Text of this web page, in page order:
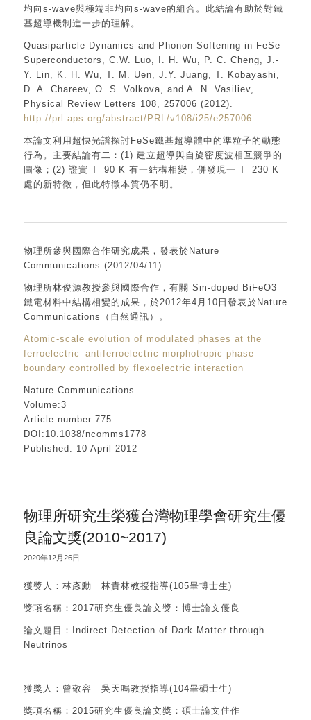
均向s-wave與極端非均向s-wave的組合。此結論有助於對鐵
基超導機制進一步的理解。
Quasiparticle Dynamics and Phonon Softening in FeSe
Superconductors, C.W. Luo, I. H. Wu, P. C. Cheng, J.-
Y. Lin, K. H. Wu, T. M. Uen, J.Y. Juang, T. Kobayashi,
D. A. Chareev, O. S. Volkova, and A. N. Vasiliev,
Physical Review Letters 108, 257006 (2012).
http://prl.aps.org/abstract/PRL/v108/i25/e257006
本論文利用超快光譜探討FeSe鐵基超導體中的準粒子的動態
行為。主要結論有二：(1) 建立超導與自旋密度波相互競爭的
圖像；(2) 證實 T=90 K 有一結構相變，併發現一 T=230 K
處的新特徵，但此特徵本質仍不明。
物理所參與國際合作研究成果，發表於Nature
Communications (2012/04/11)
物理所林俊源教授參與國際合作，有關 Sm-doped BiFeO3
鐵電材料中結構相變的成果，於2012年4月10日發表於Nature
Communications（自然通訊）。
Atomic-scale evolution of modulated phases at the
ferroelectric–antiferroelectric morphotropic phase
boundary controlled by flexoelectric interaction
Nature Communications
Volume:3
Article number:775
DOI:10.1038/ncomms1778
Published: 10 April 2012
物理所研究生榮獲台灣物理學會研究生優
良論文獎(2010~2017)
2020年12月26日
獲獎人：林彥勳 林貴林教授指導(105畢博士生)
獎項名稱：2017研究生優良論文獎：博士論文優良
論文題目：Indirect Detection of Dark Matter through
Neutrinos
獲獎人：曾敬容 吳天鳴教授指導(104畢碩士生)
獎項名稱：2015研究生優良論文獎：碩士論文佳作